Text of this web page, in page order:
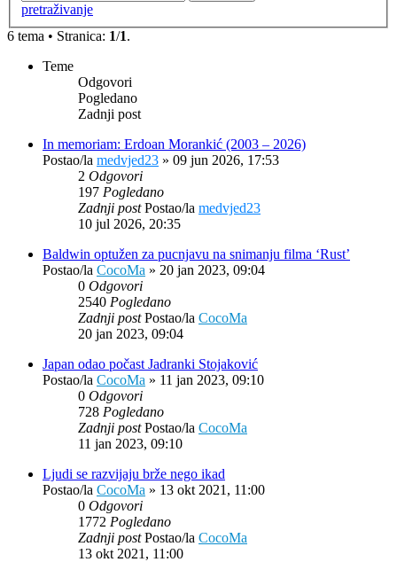
pretraživanje
6 tema • Stranica: 1/1.
Teme
Odgovori
Pogledano
Zadnji post
In memoriam: Erdoan Morankić (2003 – 2026)
Postao/la medvjed23 » 09 jun 2026, 17:53
2 Odgovori
197 Pogledano
Zadnji postPostao/la medvjed23
10 jul 2026, 20:35
Baldwin optužen za pucnjavu na snimanju filma ‘Rust’
Postao/la CocoMa » 20 jan 2023, 09:04
0 Odgovori
2540 Pogledano
Zadnji postPostao/la CocoMa
20 jan 2023, 09:04
Japan odao počast Jadranki Stojaković
Postao/la CocoMa » 11 jan 2023, 09:10
0 Odgovori
728 Pogledano
Zadnji postPostao/la CocoMa
11 jan 2023, 09:10
Ljudi se razvijaju brže nego ikad
Postao/la CocoMa » 13 okt 2021, 11:00
0 Odgovori
1772 Pogledano
Zadnji postPostao/la CocoMa
13 okt 2021, 11:00